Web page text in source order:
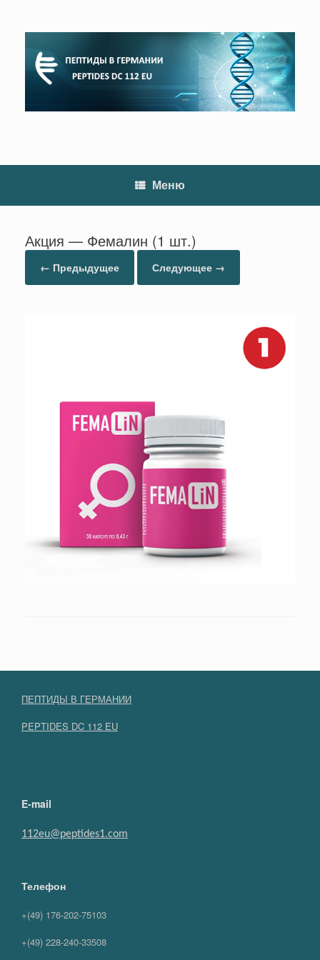
содержанию
Меню
Акция — Фемалин (1 шт.)
← Предыдущее Следующее →
ПЕПТИДЫ В ГЕРМАНИИ
PEPTIDES DC 112 EU
E-mail
112eu@peptides1.com
Телефон
+(49) 176-202-75103
+(49) 228-240-33508